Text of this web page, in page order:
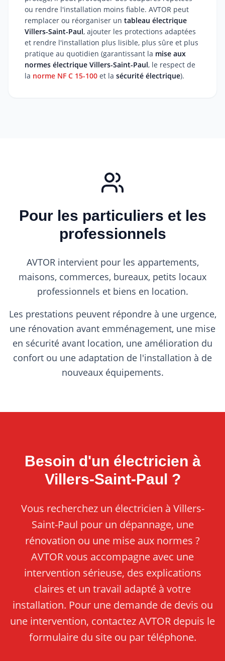
ou rendre l'installation moins fiable. AVTOR peut
remplacer ou réorganiser un tableau électrique
Villers-Saint-Paul, ajouter les protections adaptées
et rendre l'installation plus lisible, plus sûre et plus
pratique au quotidien (garantissant la mise aux
normes électrique Villers-Saint-Paul, le respect de
la norme NF C 15-100 et la sécurité électrique).
Pour les particuliers et les
professionnels
AVTOR intervient pour les appartements,
maisons, commerces, bureaux, petits locaux
professionnels et biens en location.
Les prestations peuvent répondre à une urgence,
une rénovation avant emménagement, une mise
en sécurité avant location, une amélioration du
confort ou une adaptation de l'installation à de
nouveaux équipements.
Besoin d'un électricien à
Villers-Saint-Paul ?
Vous recherchez un électricien à Villers-
Saint-Paul pour un dépannage, une
rénovation ou une mise aux normes ?
AVTOR vous accompagne avec une
intervention sérieuse, des explications
claires et un travail adapté à votre
installation. Pour une demande de devis ou
une intervention, contactez AVTOR depuis le
formulaire du site ou par téléphone.